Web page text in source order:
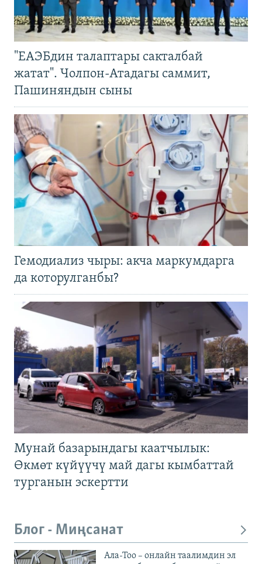
"ЕАЭБдин талаптары сакталбай
жатат". Чолпон-Атадагы саммит,
Пашиняндын сыны
Гемодиализ чыры: акча маркумдарга
да которулганбы?
Мунай базарындагы каатчылык:
Өкмөт күйүүчү май дагы кымбаттай
турганын эскертти
Блог - Миңсанат
Ала-Тоо – онлайн таалимдин эл